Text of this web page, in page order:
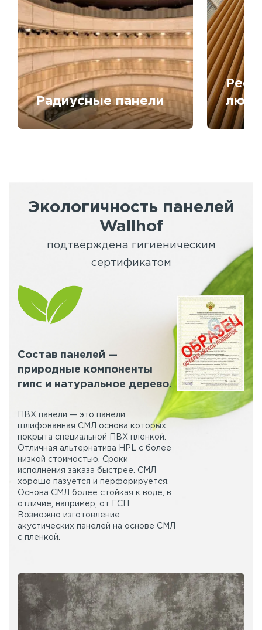
Радиусные панели
Экологичность панелей
Wallhof
подтверждена гигиеническим
сертификатом
Состав панелей —
природные компоненты
гипс и натуральное дерево.
ПВХ панели — это панели,
шлифованная СМЛ основа которых
покрыта специальной ПВХ пленкой.
Отличная альтернатива HPL с более
низкой стоимостью. Сроки
исполнения заказа быстрее. СМЛ
хорошо пазуется и перфорируется.
Основа СМЛ более стойкая к воде, в
отличие, например, от ГСП.
Возможно изготовление
акустических панелей на основе СМЛ
с пленкой.